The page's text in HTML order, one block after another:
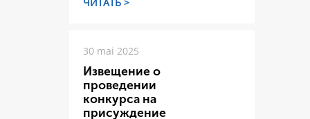
30 mai 2025
Извещение о
проведении
конкурса на
присуждение